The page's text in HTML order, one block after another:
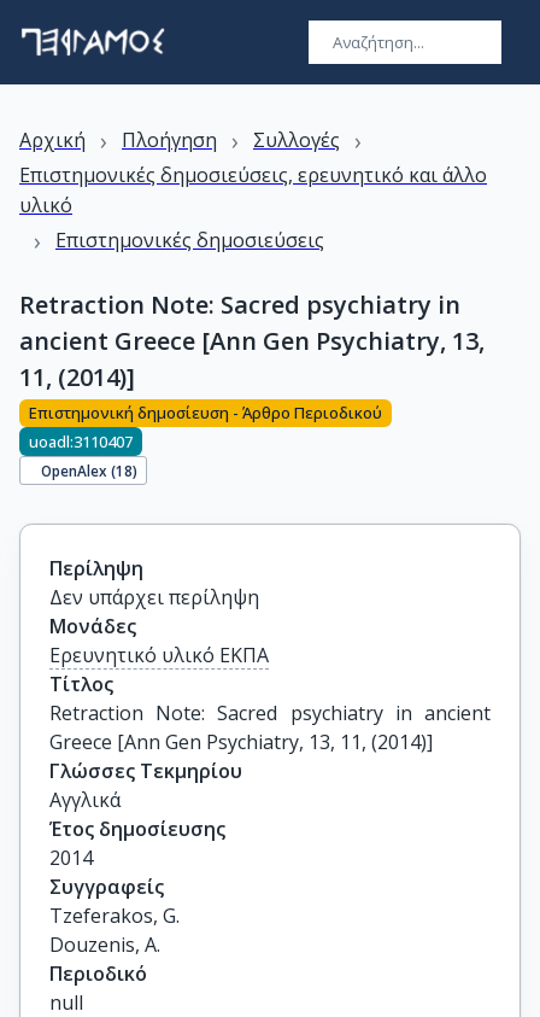
Αρχική › Πλοήγηση › Συλλογές ›
Επιστημονικές δημοσιεύσεις, ερευνητικό και άλλο
υλικό
› Επιστημονικές δημοσιεύσεις
Retraction Note: Sacred psychiatry in
ancient Greece [Ann Gen Psychiatry, 13,
11, (2014)]
Επιστημονική δημοσίευση - Άρθρο Περιοδικού
uoadl:3110407
OpenAlex (18)
Περίληψη
Δεν υπάρχει περίληψη
Μονάδες
Ερευνητικό υλικό ΕΚΠΑ
Τίτλος
Retraction Note: Sacred psychiatry in ancient
Greece [Ann Gen Psychiatry, 13, 11, (2014)]
Γλώσσες Τεκμηρίου
Αγγλικά
Έτος δημοσίευσης
2014
Συγγραφείς
Tzeferakos, G.
Douzenis, A.
Περιοδικό
null